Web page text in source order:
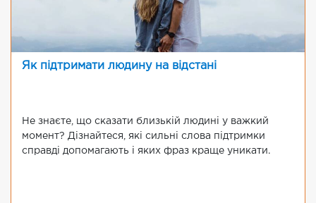
Як підтримати людину на відстані
Не знаєте, що сказати близькій людині у важкий
момент? Дізнайтеся, які сильні слова підтримки
справді допомагають і яких фраз краще уникати.